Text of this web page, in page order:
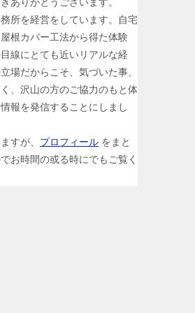
所を経営をしています。自宅
根カバー工法から得た体験
線にとても近いリアルな経
場だからこそ、気づいた事、
、沢山の方のご協力のもと体
報を発信することにしまし
すが、 プロフィール をまと
お時間の或る時にでもご覧く